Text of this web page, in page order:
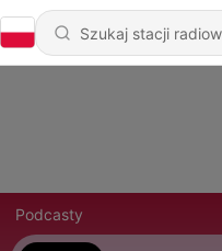
Podcasty